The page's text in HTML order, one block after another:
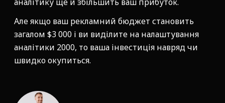
Але якщо ваш рекламний бюджет становить
загалом $3 000 і ви виділите на налаштування
аналітики 2000, то ваша інвестиція навряд чи
швидко окупиться.